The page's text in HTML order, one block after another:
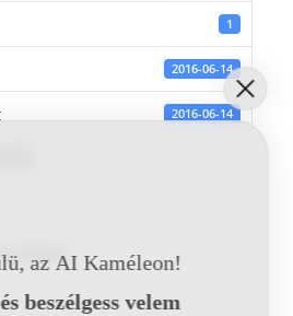
1
2016-06-14
2016-06-14
az AI Kaméleon!
beszélgess velem